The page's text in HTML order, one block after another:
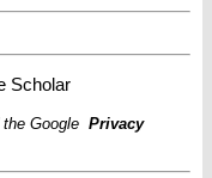
Scholar
Google Privacy